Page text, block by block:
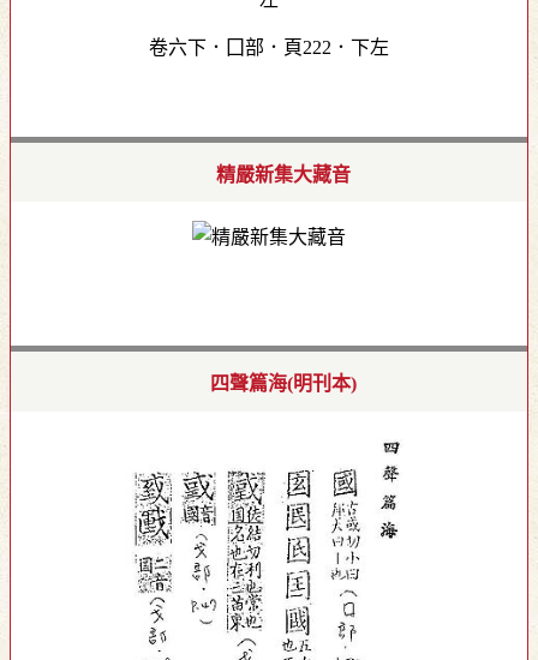
卷六下．囗部．頁222．下左
精嚴新集大藏音
四聲篇海(明刊本)